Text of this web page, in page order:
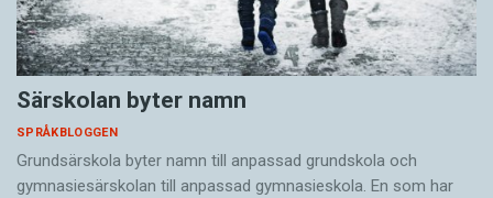
Särskolan byter namn
SPRÅKBLOGGEN
Grundsärskola byter namn till anpassad grundskola och
gymnasiesärskolan till anpassad gymnasieskola. En som har